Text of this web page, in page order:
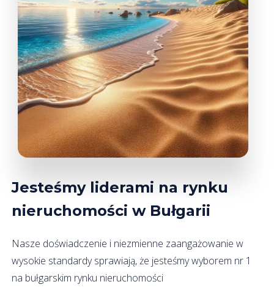
Jesteśmy liderami na rynku
nieruchomości w Bułgarii
Nasze doświadczenie i niezmienne zaangażowanie w
wysokie standardy sprawiają, że jesteśmy wyborem nr 1
na bułgarskim rynku nieruchomości